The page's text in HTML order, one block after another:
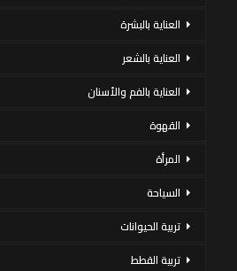
العناية بالبشرة
العناية بالشعر
العناية بالفم والأسنان
القهوة
المرأة
السياحة
تربية الحيوانات
تربية القطط